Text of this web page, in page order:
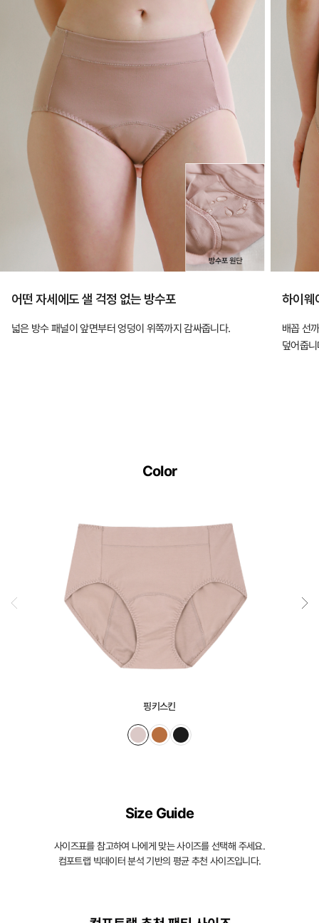
어떤 자세에도 샐 걱정 없는 방수포
넓은 방수 패널이 앞면부터 엉덩이 위쪽까지 감싸줍니다.
하이웨
배꼽 선
덮어줍
Color
핑키스킨
Size Guide
사이즈표를 참고하여 나에게 맞는 사이즈를 선택해 주세요.
컴포트랩 빅데이터 분석 기반의 평균 추천 사이즈입니다.